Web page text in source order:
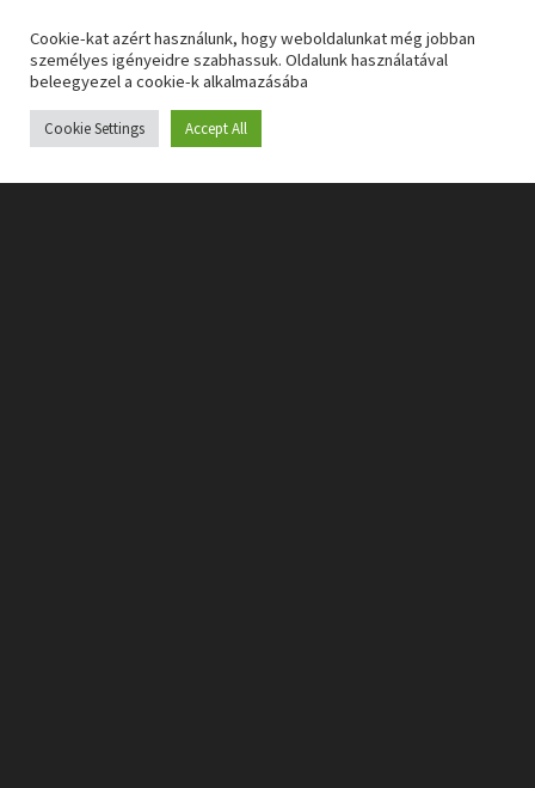
cimborája nem tervez vele hosszú távra és csak
kihasználja őt. Ideiglenesen meg is szabadulnak
felesleges barátnő is kipróbálja milyen érzés emberek
borzasztó kínos keretei közt Venom visszakerül régi
Cookie-kat azért használunk, hogy weboldalunkat még jobban
személyes igényeidre szabhassuk. Oldalunk használatával
beleegyezel a cookie-k alkalmazásába
Cookie Settings Accept All